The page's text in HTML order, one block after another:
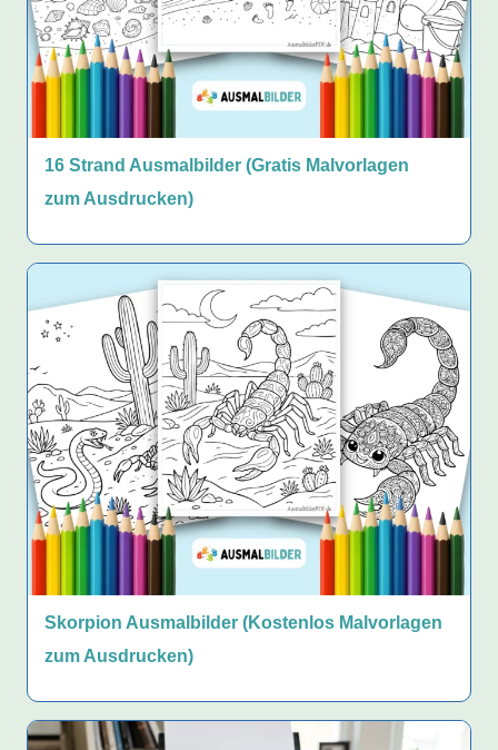
16 Strand Ausmalbilder (Gratis Malvorlagen
zum Ausdrucken)
Skorpion Ausmalbilder (Kostenlos Malvorlagen
zum Ausdrucken)